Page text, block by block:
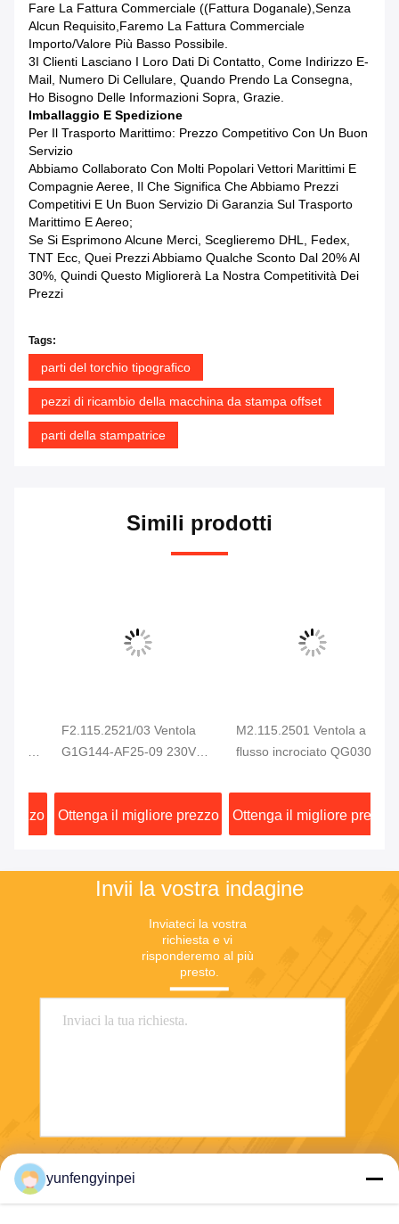
Fare La Fattura Commerciale ((fattura Doganale),senza
Alcun Requisito,faremo La Fattura Commerciale
Importo/valore Più Basso Possibile.
3I Clienti Lasciano I Loro Dati Di Contatto, Come Indirizzo E-
Mail, Numero Di Cellulare, Quando Prendo La Consegna,
Ho Bisogno Delle Informazioni Sopra, Grazie.
Imballaggio E Spedizione
Per Il Trasporto Marittimo: Prezzo Competitivo Con Un Buon
Servizio
Abbiamo Collaborato Con Molti Popolari Vettori Marittimi E
Compagnie Aeree, Il Che Significa Che Abbiamo Prezzi
Competitivi E Un Buon Servizio Di Garanzia Sul Trasporto
Marittimo E Aereo;
Se Si Esprimono Alcune Merci, Sceglieremo DHL, Fedex,
TNT Ecc, Quei Prezzi Abbiamo Qualche Sconto Dal 20% Al
30%, Quindi Questo Migliorerà La Nostra Competitività Dei
Prezzi
Tags:
parti del torchio tipografico
pezzi di ricambio della macchina da stampa offset
parti della stampatrice
Simili prodotti
F2.115.2521/03 Ventola
G1G144-AF25-09 230VAC
Stampa CD102 SM102
CD74 SM74 XL75
Ottenga il migliore prezzo
M2.115.2501 Ventola a
flusso incrociato QG030-
raffreddamento per
armadio elettrico per
macchina da stampa
Ottenga il migliore prezzo
Invii la vostra indagine
Inviateci la vostra
richiesta e vi
risponderemo al più
presto.
yunfengyinpei